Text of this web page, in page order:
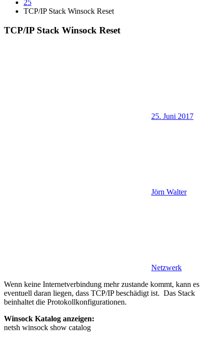
25
TCP/IP Stack Winsock Reset
TCP/IP Stack Winsock Reset
25. Juni 2017
Jörn Walter
Netzwerk
Wenn keine Internetverbindung mehr zustande kommt, kann es
eventuell daran liegen, dass TCP/IP beschädigt ist. Das Stack
beinhaltet die Protokollkonfigurationen.
Winsock Katalog anzeigen:
netsh winsock show catalog